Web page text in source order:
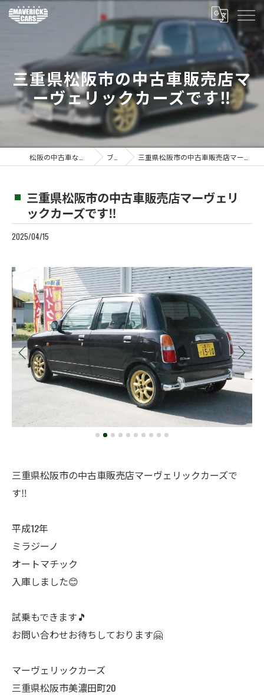
三重県松阪市の中古車販売店マ
ーヴェリックカーズです‼️
ブログ 三重県松阪市の中古車販売店マーヴェリックカーズです‼️
三重県松阪市の中古車販売店マーヴェリ
ックカーズです‼️
2025/04/15
三重県松阪市の中古車販売店マーヴェリックカーズで
す‼️
平成12年
ミラジーノ
オートマチック
入庫しました😊
試乗もできます🎵
お問い合わせお待ちしております🤗
マーヴェリックカーズ
三重県松阪市美濃田町20